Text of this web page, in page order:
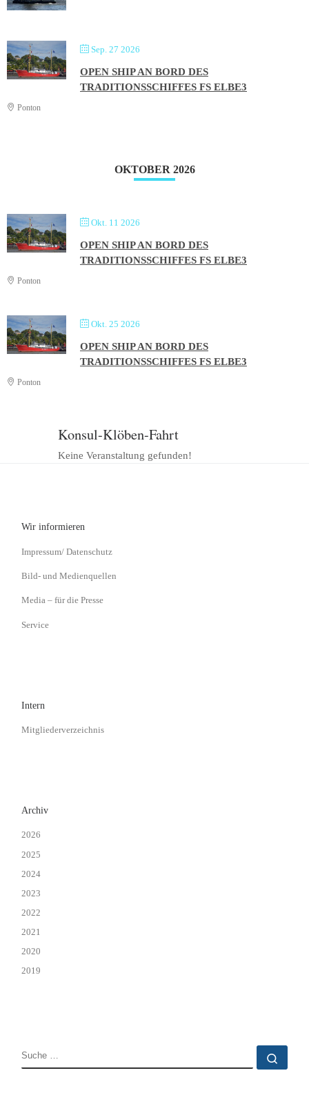
Sep. 27 2026
OPEN SHIP AN BORD DES
TRADITIONSSCHIFFES FS ELBE3
Ponton
OKTOBER 2026
Okt. 11 2026
OPEN SHIP AN BORD DES
TRADITIONSSCHIFFES FS ELBE3
Ponton
Okt. 25 2026
OPEN SHIP AN BORD DES
TRADITIONSSCHIFFES FS ELBE3
Ponton
Konsul-Klöben-Fahrt
Keine Veranstaltung gefunden!
Wir informieren
Impressum/ Datenschutz
Bild- und Medienquellen
Media – für die Presse
Service
Intern
Mitgliederverzeichnis
Archiv
2026
2025
2024
2023
2022
2021
2020
2019
SUCHE